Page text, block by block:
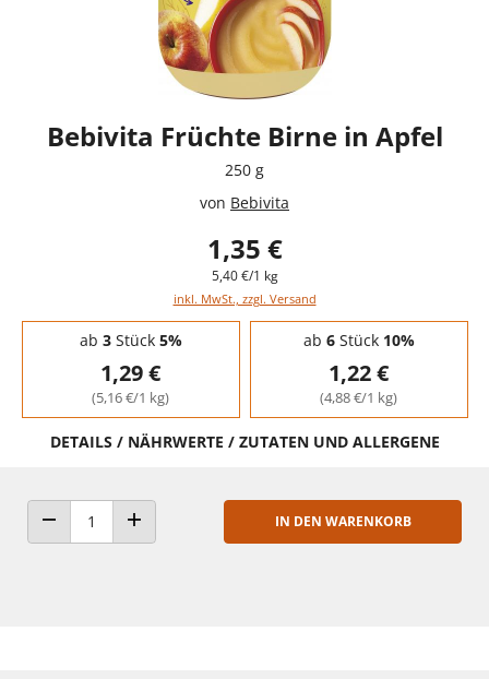
Bebivita Früchte Birne in Apfel
250 g
von Bebivita
1,35 €
5,40 €/1 kg
inkl. MwSt., zzgl. Versand
Staffelpreise - Mengenrabatt
ab 3Stück 5%
1,29 €
(5,16 €/1 kg)
ab 6Stück 10%
1,22 €
(4,88 €/1 kg)
DETAILS / NÄHRWERTE / ZUTATEN UND ALLERGENE
ANZAHL VERRINGERNANZAHL ERHÖHEN
IN DEN WARENKORB